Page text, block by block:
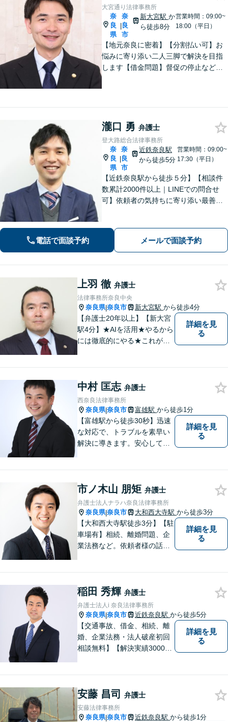
大宮通り法律事務所
奈
良
県
|
奈
良
市
新大宮駅 か
ら徒歩8分
営業時間：09:00~
18:00（平日）
【地元奈良に密着】【分割払い可】お
悩みに寄り添い二人三脚で解決を目指
します【借金問題】督促の停止など迅
瀧口 勇 弁護士
登大路総合法律事務所
奈
良
県
|
奈
良
市
近鉄奈良駅
から徒歩5分
営業時間：09:00~
17:30（平日）
【近鉄奈良駅から徒歩５分】【相談件
数累計2000件以上｜LINEでの問合せ
可】依頼者の気持ちに寄り添い最善の
ン法律相談可能】
電話で面談予約 メールで面談予約
上羽 徹 弁護士
法律事務所奈良中央
奈良県|奈良市 新大宮駅 から徒歩4分
【弁護士20年以上】【新大宮
駅4分】★AIを活用★やるから
には徹底的にやる★これが私
も惜しみません！「不安を安
心に」丁寧にサポートしま
す。お気軽にご相談ください
詳細を見
る
中村 匡志 弁護士
西奈良法律事務所
奈良県|奈良市 富雄駅 から徒歩1分
【富雄駅から徒歩30秒】迅速
な対応で、トラブルを素早い
解決に導きます。安心して話
続・遺言・交通事故・借金・
債務整理などはお任せくださ
い。
詳細を見
る
市ノ木山 朋矩 弁護士
弁護士法人ナラハ奈良法律事務所
奈良県|奈良市 大和西大寺駅 から徒歩3分
【大和西大寺駅徒歩3分】【駐
車場有】相続、離婚問題、企
業法務など。依頼者様の話を
と聞いても良いのかな」など
と思わず、ぜひ一度ご相談く
ださい。【お子様連れ相談
可】
詳細を見
る
稲田 秀輝 弁護士
弁護士法人i 奈良法律事務所
奈良県|奈良市 近鉄奈良駅 から徒歩5分
【交通事故、借金、相続、離
婚、企業法務・法人破産初回
相談無料】【解決実績3000件
務のお悩みは【弁護士法人ｉ
（アイ）奈良法律事務所】に
おまかせください！
詳細を見
る
安藤 昌司 弁護士
安藤法律事務所
奈良県|奈良市 近鉄奈良駅 から徒歩1分